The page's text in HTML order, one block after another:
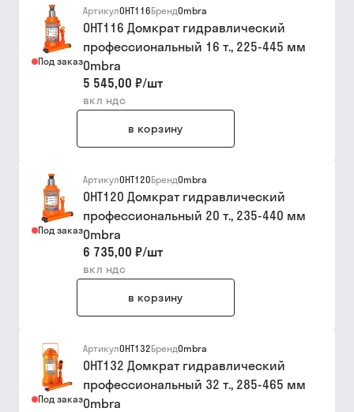
Под заказ
АртикулOHT116БрендOmbra
OHT116 Домкрат гидравлический
профессиональный 16 т., 225-445 мм
Ombra
5 545,00 ₽/шт
вкл ндс
в корзину
Под заказ
АртикулOHT120БрендOmbra
OHT120 Домкрат гидравлический
профессиональный 20 т., 235-440 мм
Ombra
6 735,00 ₽/шт
вкл ндс
в корзину
Под заказ
АртикулOHT132БрендOmbra
OHT132 Домкрат гидравлический
профессиональный 32 т., 285-465 мм
Ombra